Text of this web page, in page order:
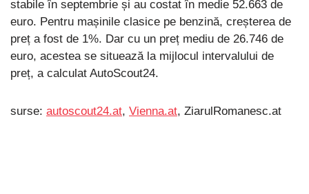
stabile în septembrie și au costat în medie 52.663 de
euro. Pentru mașinile clasice pe benzină, creșterea de
preț a fost de 1%. Dar cu un preț mediu de 26.746 de
euro, acestea se situează la mijlocul intervalului de
preț, a calculat AutoScout24.
surse: autoscout24.at, Vienna.at, ZiarulRomanesc.at